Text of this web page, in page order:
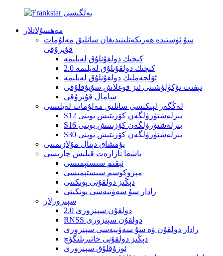
مەھسۇلاتلار
سۇ ئۈستىدە ھەرىكەتلىنىدىغان سانلىق مەلۇمات
قۇيرۇقى
كىچىك دولقۇنلۇق لەيلىمە
كىچىك دولقۇنلۇق لەيلىمە 2.0
ئۆلچەملىك دولقۇنلۇق لەيلىمە
نېفىت تۆكۈلۈشىنى ئىز قوغلاش سۇيۇقلۇقى
شامال قۇيرۇقى
لەڭگەر لېنكىسى سانلىق مەلۇمات لەيلىسى
S12 بىرلەشتۈرۈلگەن كۆزىتىش بوينى
S16 بىرلەشتۈرۈلگەن كۆزىتىش بوينى
S30 بىرلەشتۈرۈلگەن كۆزىتىش بوينى
يۇمشاق دېتال مۇلازىمىتى
باشقا نازارەت قىلىش چارىسى
ئېقىم سىستېمىسى
مېزوكوسم سىستېمىسى
دېڭىز دولقۇنى پونكىتى
رادار سۇ سەۋىيەسى پونكىتى
سېنزورلار
دولقۇن سېنزورى 2.0
RNSS دولقۇن سېنزورى
رادار دولقۇن ۋە سۇ سەۋىيەسى سېنزورى
دېڭىز دولقۇنى خاتىرىلىگۈچ
ئوزۇقلۇق سېنزورى